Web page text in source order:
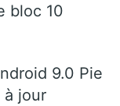
bloc 10
9.0 Pie
à jour